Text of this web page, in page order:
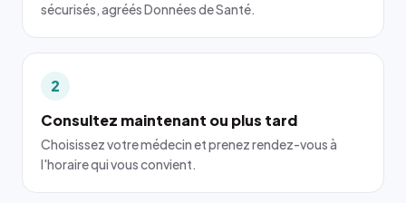
sécurisés, agréés Données de Santé.
2
Consultez maintenant ou plus tard
Choisissez votre médecin et prenez rendez-vous à
l'horaire qui vous convient.